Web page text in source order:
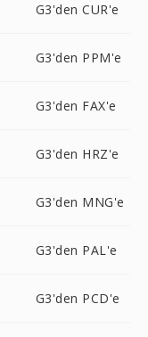
G3'den CUR'e
G3'den PPM'e
G3'den FAX'e
G3'den HRZ'e
G3'den MNG'e
G3'den PAL'e
G3'den PCD'e